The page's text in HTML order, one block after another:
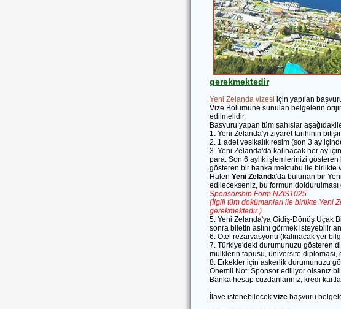
gerekmektedir
Yeni Zelanda vizesi için yapılan
Vize Bölümüne sunulan belgelerin
edilmelidir.
Başvuru yapan tüm şahıslar
1. Yeni Zelanda'yı ziyaret tarihinin
2. 1 adet vesikalık resim (son 3 ay
3. Yeni Zelanda'da kalınacak her ay
para. Son 6 aylık işlemlerinizi
gösteren bir banka mektubu ile
Halen Yeni Zelanda'da bulunan bir
edilecekseniz, bu formun
Sponsorship Form NZIS1025
(İlgili tüm dokümanları ile birlikte Yeni
gerekmektedir.)
5. Yeni Zelanda'ya Gidiş-Dönüş Uçak
sonra biletin aslını görmek isteyebilir
6. Otel rezarvasyonu (kalınacak yer
7. Türkiye'deki durumunuzu gösteren
mülklerin tapusu, üniversite diploması,
8. Erkekler için askerlik durumunuzu
Önemli Not: Sponsor ediliyor olsanız
Banka hesap cüzdanlarınız, kredi
İlave istenebilecek vizebaşvuru